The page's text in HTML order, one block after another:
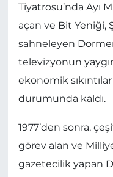
Tiyatrosu’nda Ayı
açan ve Bit Yeniği,
sahneleyen
televizyonun
ekonomik
durumunda kaldı.
1977’den sonra,
görev alan ve
gazetecilik yapan